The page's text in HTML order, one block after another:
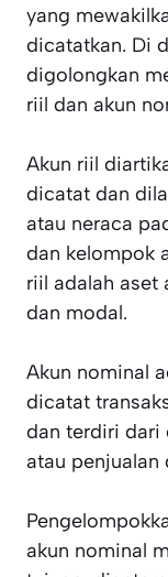
yang
dicatatkan. Di
digolongkan
riil dan akun
Akun riil
dicatat dan
atau neraca
dan kelompok
riil adalah aset
dan modal.
Akun nominal
dicatat
dan terdiri dari
atau penjualan
akun nominal